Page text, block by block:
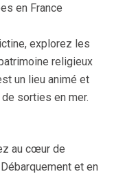
en France
explorez les
religieux
un lieu animé et
sorties en mer.
au cœur de
et en